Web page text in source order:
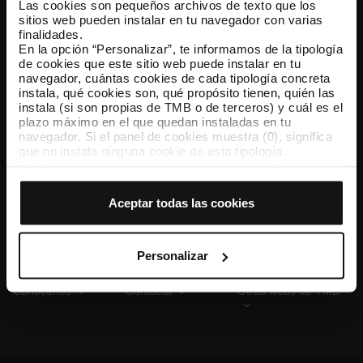
Las cookies son pequeños archivos de texto que los
sitios web pueden instalar en tu navegador con varias
finalidades.
En la opción “Personalizar”, te informamos de la tipología
de cookies que este sitio web puede instalar en tu
navegador, cuántas cookies de cada tipología concreta
instala, qué cookies son, qué propósito tienen, quién las
instala (si son propias de TMB o de terceros) y cuál es el
plazo máximo en el que quedan instaladas en tu
navegador. Si el panel de cookies muestra (0), significa
que no instala ninguna cookie de esta tipología.
que todas estas cookies se instalen en tu navegador.
tipología de cookies permite indicar si quieres que se
instalen o no las cookies de esa clase.
Una vez que hayas marcado tus preferencias, debes
hacer clic en “Seleccionar y configurar”. Así se instalarán
previamente. Te sugerimos que selecciones las cookies
de personalización, porque permiten recordar tus
opciones de navegación (como el idioma) y mejoran tu
Aceptar todas las cookies
Personalizar
TMB App
Descárgate TMB App y compra tus billetes
App Store Google Play
Conócenos Contacta Otras webs de TMB